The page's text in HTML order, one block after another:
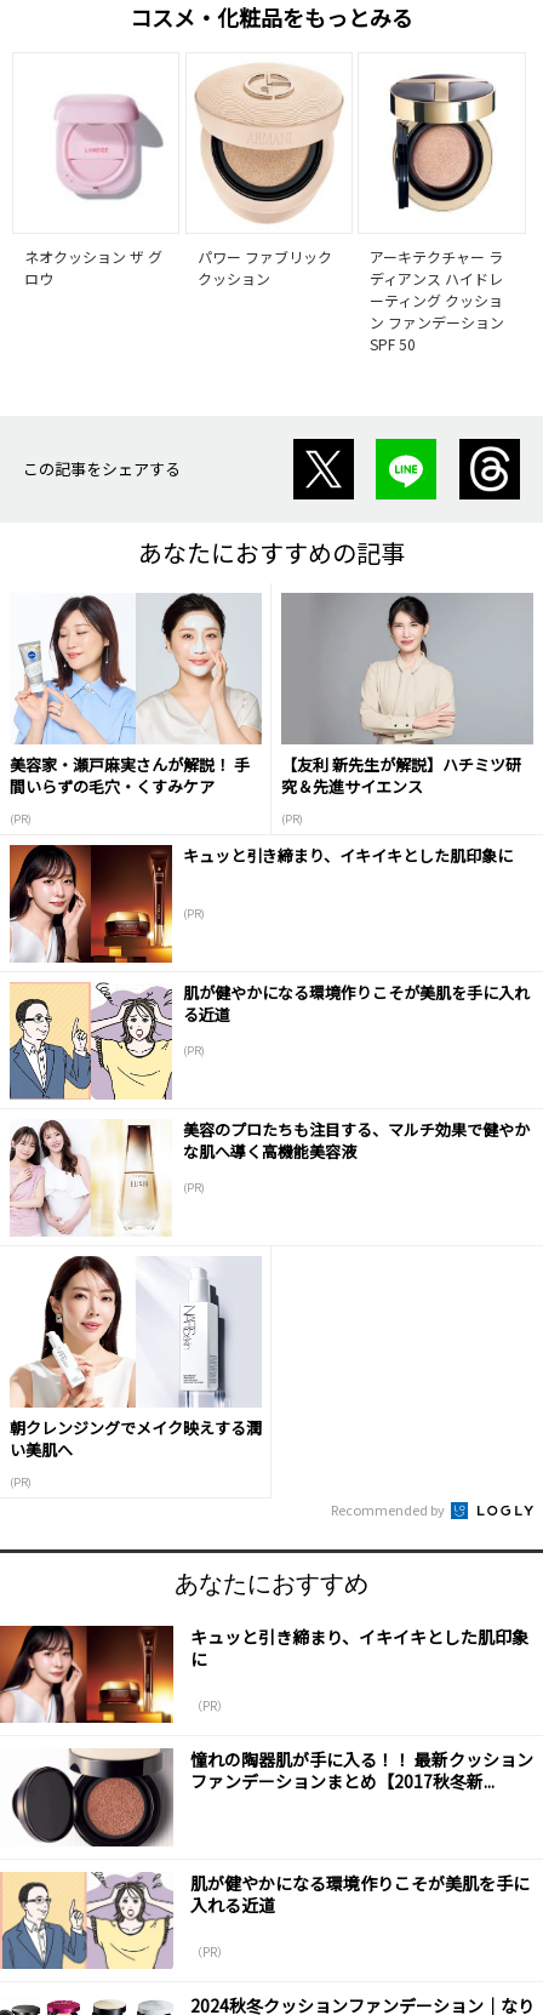
コスメ・化粧品をもっとみる
ネオクッション ザ グ
ロウ
パワー ファブリック
クッション
アーキテクチャー ラ
ディアンス ハイドレ
ーティング クッショ
ン ファンデーション
SPF 50
この記事をシェアする
あなたにおすすめの記事
美容家・瀬戸麻実さんが解説！ 手
間いらずの毛穴・くすみケア
(PR)
【友利 新先生が解説】ハチミツ研
究＆先進サイエンス
(PR)
キュッと引き締まり、イキイキとした肌印象に
(PR)
肌が健やかになる環境作りこそが美肌を手に入れ
る近道
(PR)
美容のプロたちも注目する、マルチ効果で健やか
な肌へ導く高機能美容液
(PR)
朝クレンジングでメイク映えする潤
い美肌へ
(PR)
Recommended by
あなたにおすすめ
キュッと引き締まり、イキイキとした肌印象
に
（PR）
憧れの陶器肌が手に入る！！ 最新クッション
ファンデーションまとめ【2017秋冬新...
肌が健やかになる環境作りこそが美肌を手に
入れる近道
（PR）
2024秋冬クッションファンデーション｜なり